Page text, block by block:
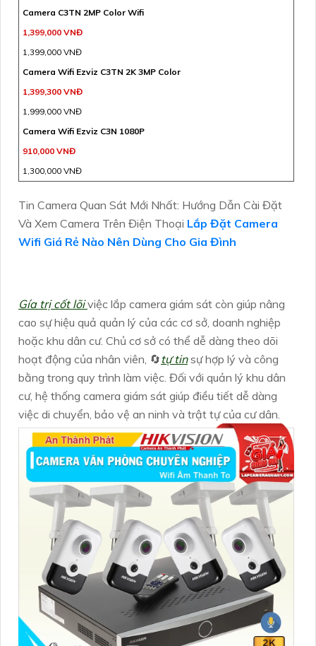
Camera C3TN 2MP Color Wifi
1,399,000 VNĐ
1,399,000 VNĐ
Camera Wifi Ezviz C3TN 2K 3MP Color
1,399,300 VNĐ
1,999,000 VNĐ
Camera Wifi Ezviz C3N 1080P
910,000 VNĐ
1,300,000 VNĐ
Tin Camera Quan Sát Mới Nhất: Hướng Dẫn Cài Đặt
Và Xem Camera Trên Điện Thoại Lắp Đặt Camera
Wifi Giá Rẻ Nào Nên Dùng Cho Gia Đình
Gía trị cốt lõiviệc lắp camera giám sát còn giúp nâng
cao sự hiệu quả quản lý của các cơ sở, doanh nghiệp
hoặc khu dân cư. Chủ cơ sở có thể dễ dàng theo dõi
hoạt động của nhân viên, 🔄 tự tinsự hợp lý và công
bằng trong quy trình làm việc. Đối với quản lý khu dân
cư, hệ thống camera giám sát giúp điều tiết dễ dàng
việc di chuyển, bảo vệ an ninh và trật tự của cư dân.